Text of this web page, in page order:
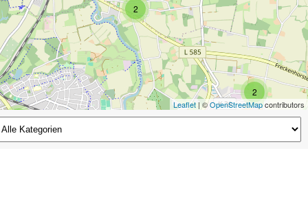
2
2
2
Leaflet| ©OpenStreetMapcontributors